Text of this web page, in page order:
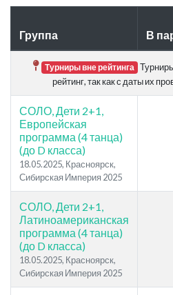
Группа В
Турниры вне рейтинга
рейтинг, так как с даты их
СОЛО, Дети 2+1,
Европейская
программа (4 танца)
(до D класса)
18.05.2025, Красноярск,
Сибирская Империя 2025
СОЛО, Дети 2+1,
Латиноамериканская
программа (4 танца)
(до D класса)
18.05.2025, Красноярск,
Сибирская Империя 2025